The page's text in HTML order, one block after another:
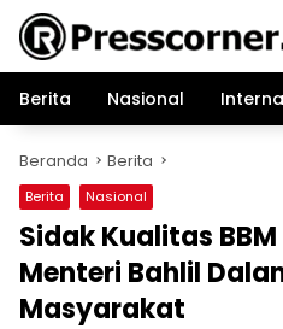
Langsung
konten
Berita
Nasional
Beranda Berita
Berita Nasional
Sidak Kualitas
Menteri Bahlil
Masyarakat